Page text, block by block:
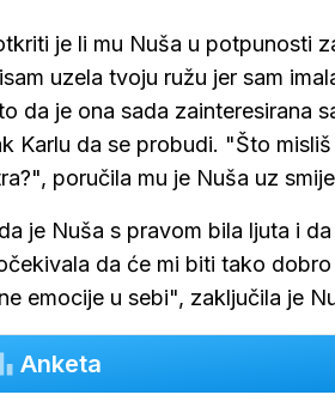
je li mu Nuša u potpunosti
uzela tvoju ružu jer sam
da je ona sada zainteresirana
Karlu da se probudi. "Što
poručila mu je Nuša uz
je Nuša s pravom bila ljuta i
da će mi biti tako
emocije u sebi", zaključila je
Anketa